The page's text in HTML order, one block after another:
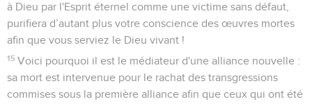
à Dieu par l'Esprit éternel comme une victime sans défaut,
purifiera d’autant plus votre conscience des œuvres mortes
afin que vous serviez le Dieu vivant !
15 Voici pourquoi il est le médiateur d'une alliance nouvelle :
sa mort est intervenue pour le rachat des transgressions
commises sous la première alliance afin que ceux qui ont été